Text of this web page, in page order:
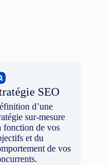
SEO
d’une
sur-mesure
fonction de vos
et du
de vos